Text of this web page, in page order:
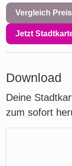
Vergleich
Jetzt
Download
Deine
zum sofort